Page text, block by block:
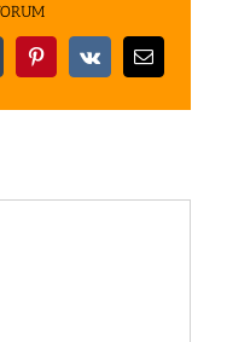
Pinterest
Vk
E-